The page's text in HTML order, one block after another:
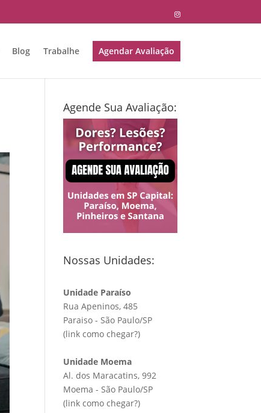
Blog Trabalhe Agendar Avaliação
Agende Sua Avaliação:
Nossas Unidades:
Unidade Paraíso
Rua Apeninos, 485
Paraiso - São Paulo/SP
(linkcomo chegar?)
Unidade Moema
Al. dos Maracatins, 992
Moema - São Paulo/SP
(linkcomo chegar?)